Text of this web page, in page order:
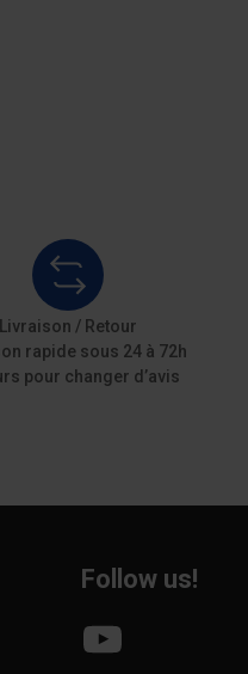
Livraison / Retour
rapide sous 24 à 72h
pour changer d’avis
Follow us!